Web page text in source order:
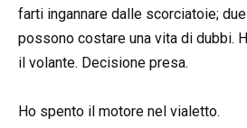
farti ingannare dalle scorciatoie;
possono costare una vita di dubbi.
il volante. Decisione presa.
Ho spento il motore nel vialetto.